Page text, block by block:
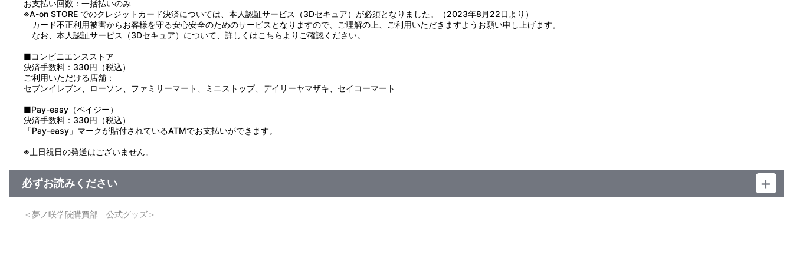
●破損やけがの原因となりますので、無理に引っぱったり、振り回したりしないでください。
●直射日光の当たるところに長時間放置すると、退色・変色等、劣化の恐れがありますのでご注意ください。
●洗濯はできません。汚れた場合は、水または薄めた中性洗剤を含ませた布などで軽く汚れを拭き取ってください。
●ボールチェーン・ひもは、指などに巻きつけたりしないでください。血がかよわなくなり危険です。
お支払い回数：一括払いのみ
※A-on STORE でのクレジットカード決済については、本人認証サービス（3Dセキュア）が必須となりました。（2023年8月22日より）
カード不正利用被害からお客様を守る安心安全のためのサービスとなりますので、ご理解の上、ご利用いただきますようお願い申し上げます。
なお、本人認証サービス（3Dセキュア）について、詳しくはこちら よりご確認ください。
■コンビニエンスストア
決済手数料：330円（税込）
ご利用いただける店舗：
セブンイレブン、ローソン、ファミリーマート、ミニストップ、デイリーヤマザキ、セイコーマート
■Pay-easy（ペイジー）
決済手数料：330円（税込）
「Pay-easy」マークが貼付されているATMでお支払いができます。
※土日祝日の発送はございません。
必ずお読みください
＜夢ノ咲学院購買部 公式グッズ＞